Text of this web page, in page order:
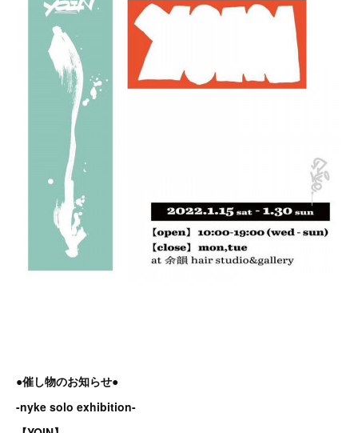
●催し物のお知らせ●
-nyke solo exhibition-